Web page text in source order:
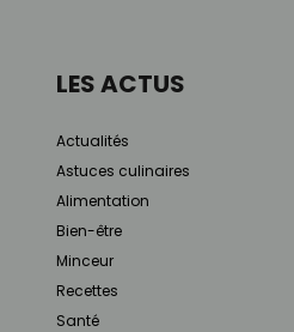
LES ACTUS
Actualités
Astuces culinaires
Alimentation
Bien-être
Minceur
Recettes
Santé